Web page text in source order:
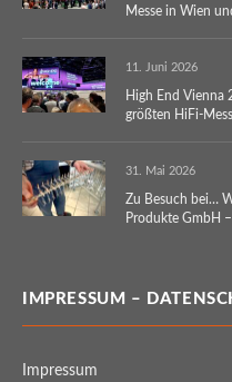
Messe in Wien
11. Juni 2026
High End Vienna
größten HiFi-
31. Mai 2026
Zu Besuch bei…
Produkte GmbH
IMPRESSUM –
Impressum